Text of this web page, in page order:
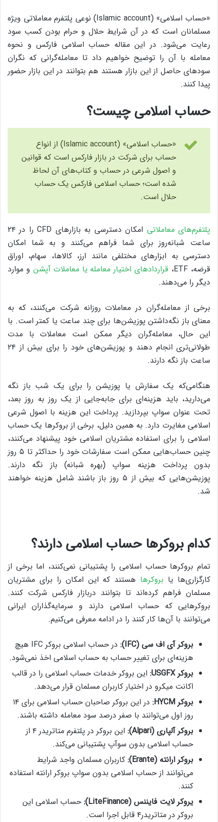
«حساب اسلامی» (Islamic account) نوعی پلتفرم معاملاتی ویژه
مسلمانان است که در آن شرایط حلال و حرام بودن کسب سود
رعایت می‌شود. در این مقاله حساب اسلامی فارکس و نحوه
معامله با آن را توضیح خواهیم داد تا معامله‌گرانی که نگران
سودهای حاصل از این بازار هستند هم بتوانند در این بازار حضور
پیدا کنند.
حساب اسلامی چیست؟
«حساب اسلامی»‌ (Islamic account) از انواع
حساب برای شرکت در بازار فارکس است که قوانین
و اصول شرعی در حساب و کتاب‌های آن لحاظ
شده است؛ حساب اسلامی فارکس یک حساب
حلال است.
پلتفرم‌های معاملاتی
امکان دسترسی به بازارهای CFD را در ۲۴
ساعت شبانه‌روز برای شما فراهم می‌کنند و به شما امکان
دسترسی به ابزارهای مختلفی مانند ارز، کالاها، سهام، اوراق
قرضه، ETF،
قراردادهای اختیار معامله یا معاملات آپشن و موارد
دیگر را می‌دهند.
برخی از معامله‌گران در معاملات روزانه شرکت می‌کنند، که به
معنای باز نگه‌داشتن پوزیشن‌ها برای چند ساعت یا کمتر است. با
این حال، معامله‌گران دیگر ممکن است معاملات با مدت
طولانی‌تری انجام دهند و پوزیشن‌های خود را برای بیش از ۲۴
ساعت باز نگه دارند.
هنگامی‌که یک سفارش یا پوزیشن را برای یک شب باز نگه
می‌دارید، باید هزینه‌ای برای جابه‌جایی از یک روز به روز بعد،
تحت عنوان سواپ بپردازید. پرداخت این هزینه با اصول شرعی
اسلامی مغایرت دارد. به همین دلیل، برخی از بروکرها یک حساب
اسلامی را برای استفاده مشتریان اسلامی خود پیشنهاد می‌کنند،
چنین حساب‌هایی ممکن است سفارشات خود را حداکثر تا ۵ روز
بدون پرداخت هزینه سواپ (بهره شبانه) باز نگه دارند.
پوزیشن‌هایی که بیش از ۵ روز باز باشند شامل هزینه خواهند
شد.
کدام بروکرها حساب اسلامی دارند؟
تمام بروکرها حساب اسلامی را پشتیبانی نمی‌کنند، اما برخی از
کارگزاری‌ها یا بروکرها هستند که این امکان را برای مشتریان
مسلمان فراهم کرده‌اند تا بتوانند دربازار فارکس شرکت کنند.
بروکرهایی که حساب اسلامی دارند و سرمایه‌گذاران ایرانی
می‌توانند با آن‌ها کار کنند را در ادامه معرفی می‌کنیم.
بروکر آی اف سی (IFC)
:
در حساب اسلامی بروکر IFC هیچ
هزینه‌ای برای تغییر حساب به حساب اسلامی اخذ نمی‌شود.
بروکرUSGFX
: این بروکر خدمات حساب اسلامی را در قالب
اکانت میکرو در اختیار کاربران مسلمان قرار می‌دهد.
بروکر HYCM
:
در این بروکر صاحبان حساب اسلامی برای ۱۴
روز اول می‌توانند با صفر درصد سود معامله داشته باشند.
بروکر آلپاری (Alpari)
:
این بروکر در پلتفرم متاتریدر ۴ از
حساب اسلامی بدون سوآپ پشتیبانی می‌کند.
بروکر ارانته (Erante)
: کاربران مسلمان واجد شرایط
می‌توانند از حساب اسلامی بدون سواپ بروکر ارانته استفاده
کنند.
یروکر لایت فایننس (LiteFinance)
: حساب اسلامی این
بروکر در متاتریدر۴ قابل اجرا است.